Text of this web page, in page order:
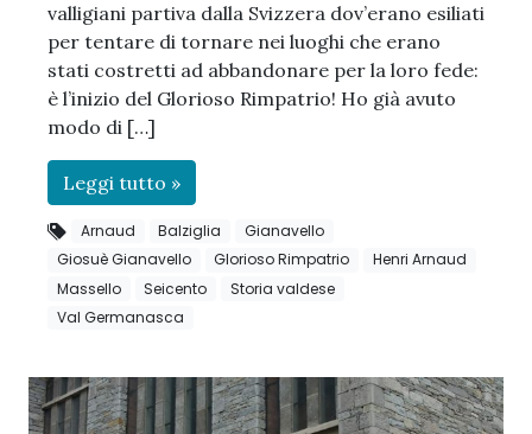
valligiani partiva dalla Svizzera dov’erano esiliati
per tentare di tornare nei luoghi che erano
stati costretti ad abbandonare per la loro fede:
è l’inizio del Glorioso Rimpatrio! Ho già avuto
modo di […]
Leggi tutto »
Arnaud Balziglia
Gianavello
Giosuè Gianavello
Glorioso Rimpatrio
Henri Arnaud
Massello
Seicento
Storia valdese
Val Germanasca